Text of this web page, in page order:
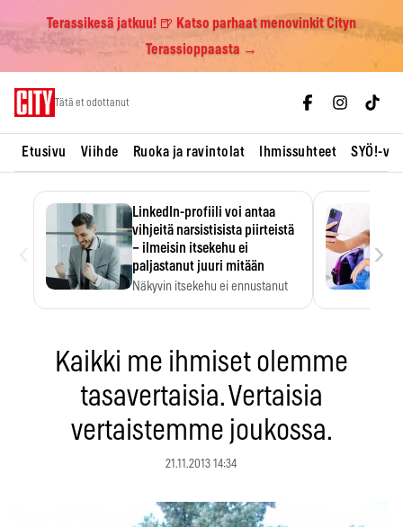
Terassikesä jatkuu! 🍺 Katso parhaat menovinkit Cityn
Terassioppaasta →
Tätä et odottanut
Etusivu Viihde Ruoka ja ravintolat Ihmissuhteet SYÖ!-
LinkedIn-profiili voi antaa
vihjeitä narsistisista piirteistä
– ilmeisin itsekehu ei
paljastanut juuri mitään
Näkyvin itsekehu ei ennustanut
›
Kaikki me ihmiset olemme
tasavertaisia. Vertaisia
vertaistemme joukossa.
21.11.2013 14:34